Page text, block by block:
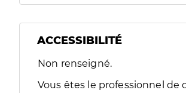
ACCESSIBILITÉ
Filtres
Sélectionnez un ou plusieurs
Non renseigné.
Vous êtes le professionnel de